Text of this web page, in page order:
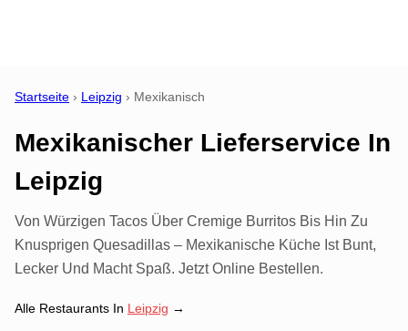
Startseite › Leipzig › Mexikanisch
Mexikanischer Lieferservice In
Leipzig
Von Würzigen Tacos Über Cremige Burritos Bis Hin Zu
Knusprigen Quesadillas – Mexikanische Küche Ist Bunt,
Lecker Und Macht Spaß. Jetzt Online Bestellen.
Alle Restaurants In Leipzig →